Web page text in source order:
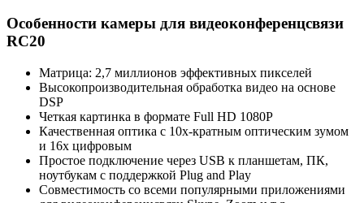
Особенности камеры для видеоконференцсвязи
RC20
Матрица: 2,7 миллионов эффективных пикселей
Высокопроизводительная обработка видео на основе
DSP
Четкая картинка в формате Full HD 1080P
Качественная оптика с 10х-кратным оптическим зумом
и 16х цифровым
Простое подключение через USB к планшетам, ПК,
ноутбукам с поддержкой Plug and Play
Совместимость со всеми популярными приложениями